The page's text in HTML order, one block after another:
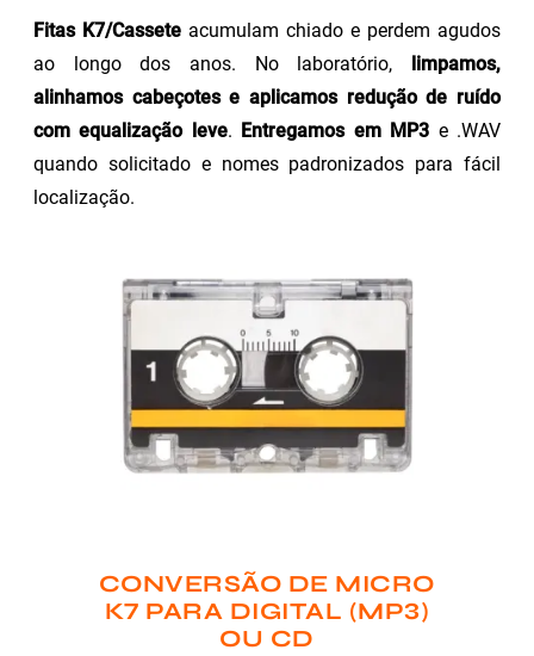
Fitas K7/Cassete acumulam chiado e perdem agudos
ao longo dos anos. No laboratório, limpamos,
alinhamos cabeçotes e aplicamos redução de ruído
com equalização leve. Entregamos em MP3 e .WAV
quando solicitado e nomes padronizados para fácil
localização.
CONVERSÃO DE MICRO
K7 PARA DIGITAL (MP3)
OU CD